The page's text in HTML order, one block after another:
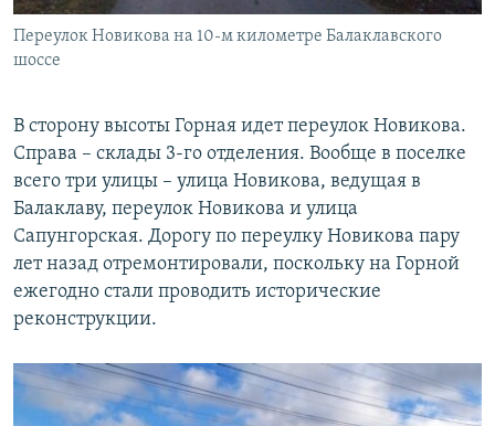
Переулок Новикова на 10-м километре Балаклавского
шоссе
В сторону высоты Горная идет переулок Новикова.
Справа – склады 3-го отделения. Вообще в поселке
всего три улицы – улица Новикова, ведущая в
Балаклаву, переулок Новикова и улица
Сапунгорская. Дорогу по переулку Новикова пару
лет назад отремонтировали, поскольку на Горной
ежегодно стали проводить исторические
реконструкции.